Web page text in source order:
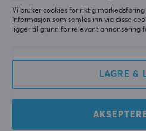
Stor musematte til lavere
Vaskemaskinvennlig
Vi bruker cookies for riktig
Informasjon som samles inn via disse
ligger til grunn for relevant annonsering
LAGRE &